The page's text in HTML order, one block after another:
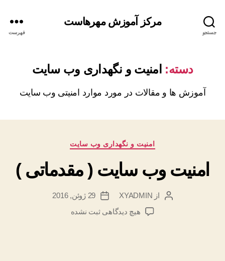
جستجو
مرکز آموزش مهرهاست
فهرست
دسته: امنیت و نگهداری وب سایت
آموزش ها و مقالات در مورد موارد امنیتی وب سایت
دسته‌ها
امنیت و نگهداری وب سایت
امنیت وب سایت ( مقدماتی )
نویسندهٔ
نوشته
از XYADMIN
تاریخ
29 ژوئن, 2016
هیچ دیدگاهیبرای
ثبت نشده